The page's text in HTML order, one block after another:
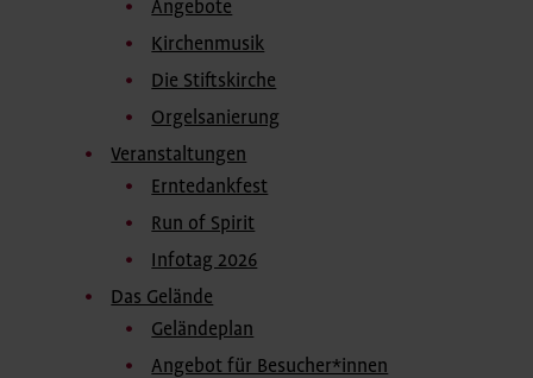
Angebote
Kirchenmusik
Die Stiftskirche
Orgelsanierung
Veranstaltungen
Erntedankfest
Run of Spirit
Infotag 2026
Das Gelände
Geländeplan
Angebot für Besucher*innen